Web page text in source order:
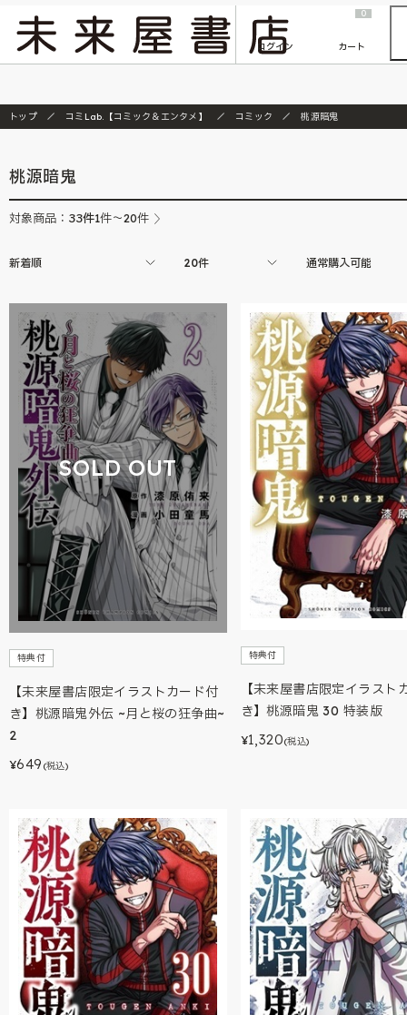
『ONE PIECE magazine 021 ONE PIECEカード付き同梱版』発売延期のご案内
ログイン
0
カート
トップ コミLab.【コミック＆エンタメ】 コミック 桃源暗鬼
桃源暗鬼
対象商品： 33件1件～20件
新着順 20件 通常購入可能
SOLD OUT
特典付
【未来屋書店限定イラストカード付
き】桃源暗鬼外伝 ~月と桜の狂争曲~
2
¥649 (税込)
特典付
【未来屋書店限定イラスト
き】桃源暗鬼 30 特装版
¥1,320(税込)